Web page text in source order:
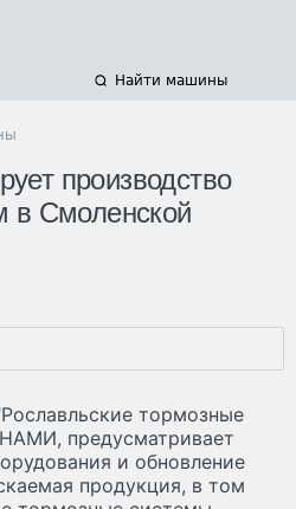
Найти машины
производство
в Смоленской
тормозные
предусматривает
и обновление
продукция, в том